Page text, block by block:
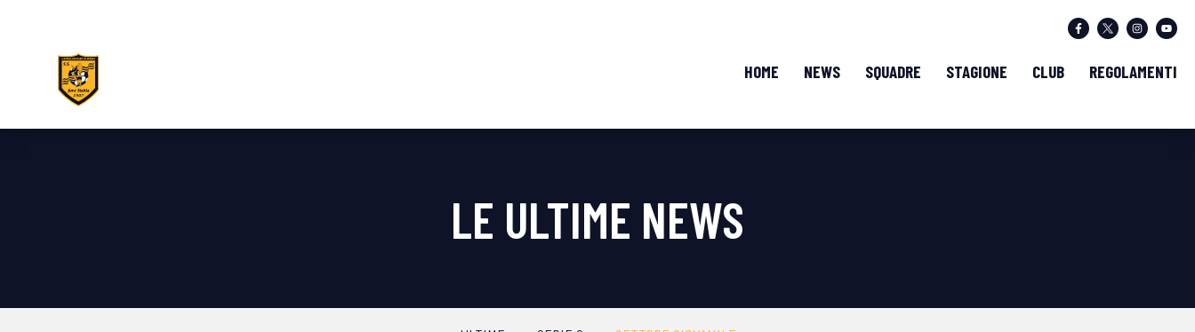
HOME NEWS SQUADRE STAGIONE CLUB REGOLAMENTI
LE ULTIME NEWS